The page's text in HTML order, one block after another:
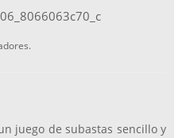
juego de subastas sencillo y